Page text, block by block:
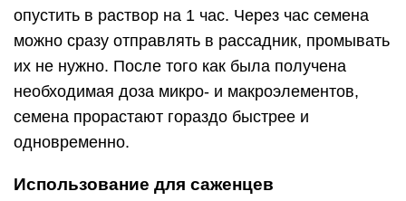
опустить в раствор на 1 час. Через час семена
можно сразу отправлять в рассадник, промывать
их не нужно. После того как была получена
необходимая доза микро- и макроэлементов,
семена прорастают гораздо быстрее и
одновременно.
Использование для саженцев